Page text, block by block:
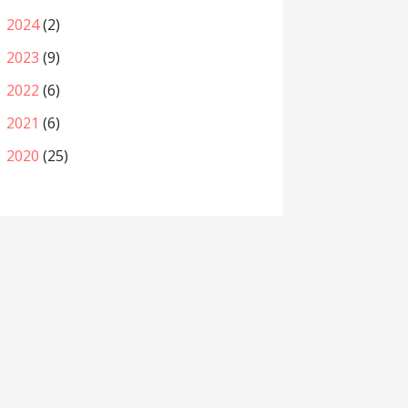
2024(2)
2023 (9)
2022 (6)
2021 (6)
2020 (25)